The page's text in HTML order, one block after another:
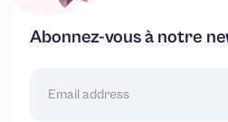
Abonnez-vous à notre